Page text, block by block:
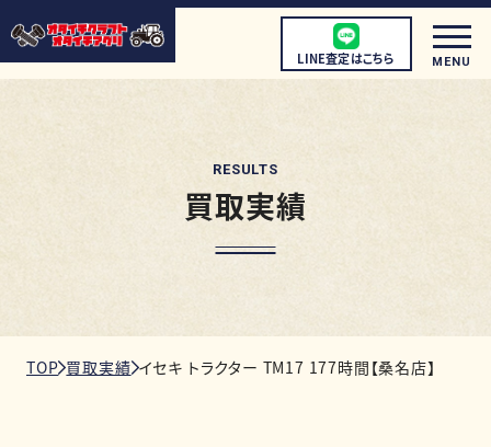
LINE査定はこちら MENU
店頭買取について
RESULTS
買取実績
TOP 買取実績 イセキ トラクター TM17 177時間【桑名店】